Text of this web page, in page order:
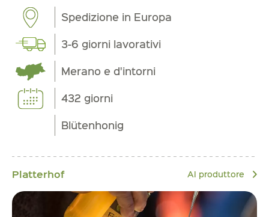
Spedizione in Europa
3-6 giorni lavorativi
Merano e d'intorni
432 giorni
Blütenhonig
Platterhof Al produttore